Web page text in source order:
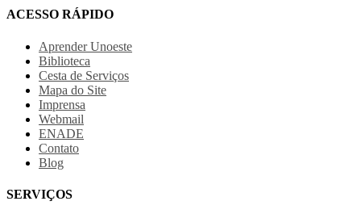
ACESSO RÁPIDO
Aprender Unoeste
Biblioteca
Cesta de Serviços
Mapa do Site
Imprensa
Webmail
ENADE
Contato
Blog
SERVIÇOS